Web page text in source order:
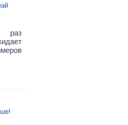
раз